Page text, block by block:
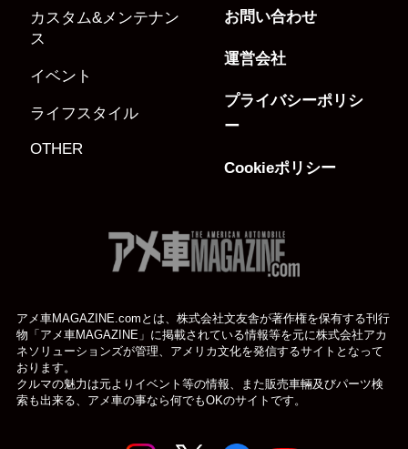
カスタム&メンテナン
ス
イベント
ライフスタイル
OTHER
お問い合わせ
運営会社
プライバシーポリシ
ー
Cookieポリシー
アメ車MAGAZINE.comとは、株式会社文友舎が著作権を保有する刊行
物「アメ車MAGAZINE」に掲載されている情報等を元に株式会社アカ
ネソリューションズが管理、アメリカ文化を発信するサイトとなって
おります。
クルマの魅力は元よりイベント等の情報、また販売車輛及びパーツ検
索も出来る、アメ車の事なら何でもOKのサイトです。